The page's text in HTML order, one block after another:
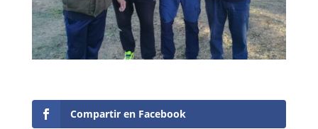
Compartir en Facebook